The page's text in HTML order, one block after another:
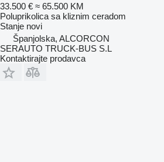
33.500 € ≈ 65.500 KM
Poluprikolica sa kliznim ceradom
Stanje novi
Španjolska, ALCORCON
SERAUTO TRUCK-BUS S.L
Kontaktirajte prodavca